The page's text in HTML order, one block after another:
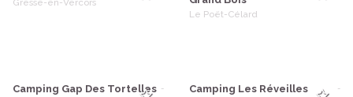
Gresse-en-Vercors
Le Poët-Célard
-
Camping Gap Des Tortelles -
Camping Les Réveilles